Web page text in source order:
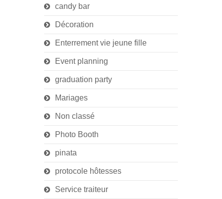
candy bar
Décoration
Enterrement vie jeune fille
Event planning
graduation party
Mariages
Non classé
Photo Booth
pinata
protocole hôtesses
Service traiteur